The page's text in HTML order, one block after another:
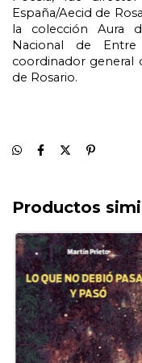
España/Aecid de
la colección Aura
Nacional de
coordinador general
de Rosario.
Productos